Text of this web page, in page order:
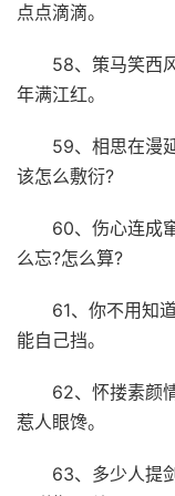
点点滴滴。
58、策马笑西
年满江红。
59、相思在漫
该怎么敷衍?
60、伤心连成
么忘?怎么算?
61、你不用知
能自己挡。
62、怀搂素颜
惹人眼馋。
63、多少人提